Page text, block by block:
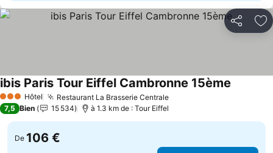
Partager
3 ÉtoilesHôtel Restaurant La Brasserie Centrale
ibis Paris Tour Eiffel Cambronne 15ème
7,5 Bien 15 534 à 1.3 km de : Tour Eiffel
De 106 €